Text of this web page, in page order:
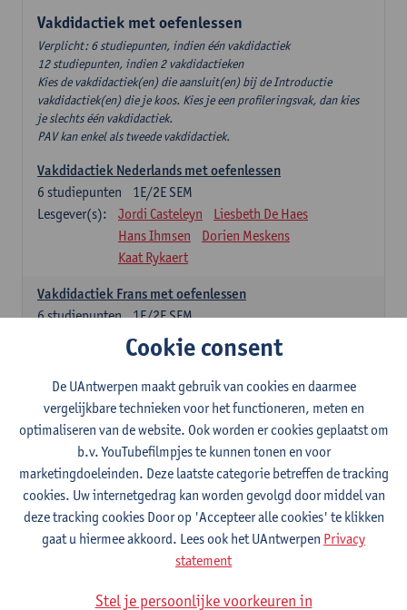
Vakdidactiek met oefenlessen
Verplicht: 6 studiepunten, indien één vakdidactiek
12 studiepunten, indien 2 vakdidactieken
Kies de vakdidactiek(en) die aansluit(en) bij de Introductie
vakdidactiek(en) die je koos. Kies je een profileringsvak, dan kies
je slechts één vakdidactiek.
PAV kan enkel als tweede vakdidactiek.
Vakdidactiek Nederlands met oefenlessen
1E/2E SEM
6 studiepunten
Lesgever(s):
Jordi Casteleyn
Liesbeth De Haes
Hans Ihmsen
Dorien Meskens
Kaat Rykaert
Vakdidactiek Frans met oefenlessen
1E/2E SEM
6studiepunten
Mathea Simons
Veronik Bogaert
Mark Demyttenaere
Yann Morard
Karen Van De Putte
Vakdidactiek Engels met oefenlessen
1E/2E SEM
6studiepunten
Lesgever(s):
Tom Smits
Ellen De Breuker
Nele Kempenaers
Joke Prinsen
Vakdidactiek Duits met oefenlessen
1E/2E SEM
6studiepunten
Tom Smits Marise Van Tendeloo
Vakdidactiek Nederlands niet-thuistaal met oefenlessen
Cookie consent
De UAntwerpen maakt gebruik van cookies en daarmee
vergelijkbare technieken voor het functioneren, meten en
optimaliseren van de website. Ook worden er cookies geplaatst om
b.v. YouTubefilmpjes te kunnen tonen en voor
marketingdoeleinden. Deze laatste categorie betreffen de tracking
cookies. Uw internetgedrag kan worden gevolgd door middel van
deze tracking cookies Door op 'Accepteer alle cookies' te klikken
gaat u hiermee akkoord. Lees ook het UAntwerpen Privacy
statement
Stel je persoonlijke voorkeuren in